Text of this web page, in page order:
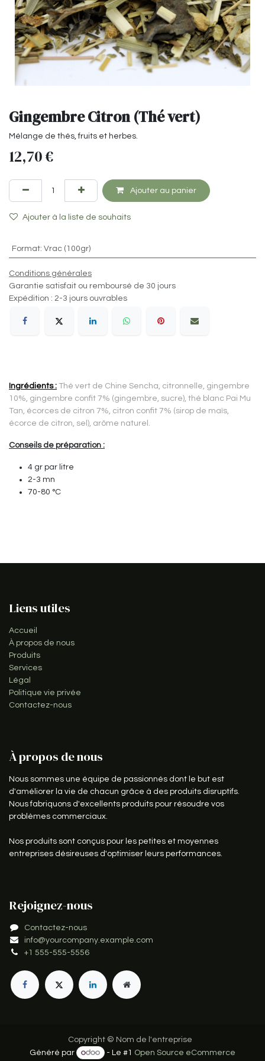
Gingembre Citron (Thé vert)
Mélange de thés, fruits et herbes.
12,70€
Ajouter au panier
Ajouter à la liste de souhaits
Format: Vrac (100gr)
Conditions générales
Garantie satisfait ou remboursé de 30 jours
Expédition : 2-3 jours ouvrables
Ingrédients : Thé vert de Chine Sencha, citronnelle, gingembre
10%, gingembre confit 7% (gingembre, sucre), thé blanc Pai Mu
Tan, écorces de citron 7%, citron confit 7% (sirop de maïs,
écorce de citron, sel), arôme naturel.
Conseils de préparation :
4 gr par litre
2-3 mn
70-80 °C
Liens utiles
Accueil
À propos de nous
Produits
Services
Légal
Politique vie privée
Contactez-nous
À propos de nous
Nous sommes une équipe de passionnés dont le but est
d'améliorer la vie de chacun grâce à des produits disruptifs.
Nous fabriquons d'excellents produits pour résoudre vos
problèmes commerciaux.
Nos produits sont conçus pour les petites et moyennes
entreprises désireuses d'optimiser leurs performances.
Rejoignez-nous
Contactez-nous
info@yourcompany.example.com
+1 555-555-5556
Copyright © Nom de l'entreprise
Généré par
- Le #1 Open Source eCommerce